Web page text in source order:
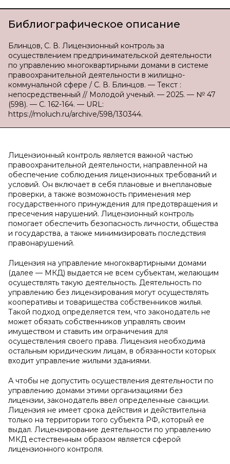
Библиографическое описание
Блинцов, С. В. Лицензионный контроль за
осуществлением предпринимательской деятельности
по управлению многоквартирными домами в системе
правоохранительной деятельности в жилищно-
коммунальной сфере / С. В. Блинцов. — Текст :
непосредственный // Молодой ученый. — 2025. — № 47
(598). — С. 162-164. — URL:
https://moluch.ru/archive/598/130344.
Лицензионный контроль является важной частью
правоохранительной деятельности, направленной на
обеспечение соблюдения лицензионных требований и
условий. Он включает в себя плановые и внеплановые
проверки, а также возможность применения мер
государственного принуждения для предотвращения и
пресечения нарушений. Лицензионный контроль
помогает обеспечить безопасность личности, общества
и государства, а также минимизировать последствия
правонарушений.
Лицензия на управление многоквартирными домами
(далее — МКД) выдается не всем субъектам, желающим
осуществлять такую деятельность. Деятельность по
управлению без лицензирования могут осуществлять
кооперативы и товарищества собственников жилья.
Такой подход определяется тем, что законодатель не
может обязать собственников управлять своим
имуществом и ставить им ограничения для
осуществления своего права. Лицензия необходима
остальным юридическим лицам, в обязанности которых
входит управление жилыми зданиями.
А чтобы не допустить осуществления деятельности по
управлению домами этими организациями без
лицензии, законодатель ввел определенные санкции.
Лицензия не имеет срока действия и действительна
только на территории того субъекта РФ, который ее
выдал. Лицензирование деятельности по управлению
МКД естественным образом является сферой
лицензионного контроля.